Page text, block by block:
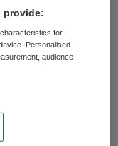
Moorlag
sector
vuur omdat
van
mensen
voor hen
provide:
for
Personalised
audience